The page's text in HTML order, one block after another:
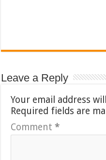
Leave a Reply
Your email address
Required fields are
Comment*